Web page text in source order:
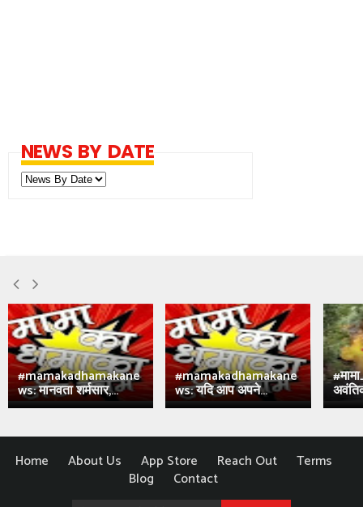
NEWS BY DATE
#mamakadhamakane
ws: मानवता शर्मसार,...
#mamakadhamakane
ws: यदि आप अपने...
Home About Us App Store Reach Out
Terms
Blog
Contact